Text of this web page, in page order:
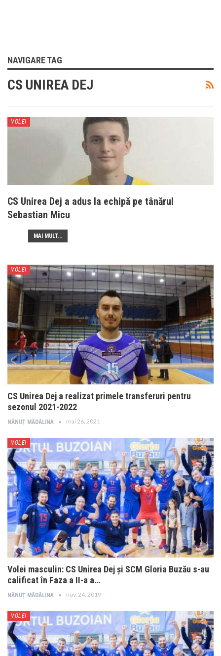
NAVIGARE TAG
CS UNIREA DEJ
VOLEI
CS Unirea Dej a adus la echipă pe tânărul
Sebastian Micu
MAI MULT...
VOLEI
CS Unirea Dej a realizat primele transferuri pentru
sezonul 2021-2022
NĂNUȚ MĂDĂLINA mai 26, 2021
VOLEI
Volei masculin: CS Unirea Dej și SCM Gloria Buzău s-au
calificat în Faza a II-a a…
NĂNUȚ MĂDĂLINA nov. 24, 2019
VOLEI